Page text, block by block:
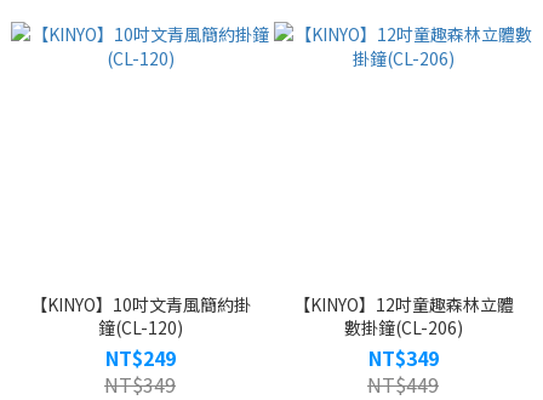
【KINYO】10吋文青風簡約掛
鐘(CL-120)
NT$249
NT$349
【KINYO】12吋童趣森林立體
數掛鐘(CL-206)
NT$349
NT$449